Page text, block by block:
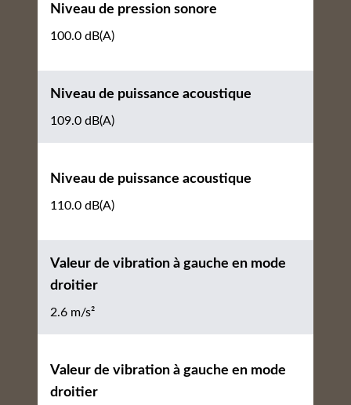
Niveau de pression sonore
100.0 dB(A)
Niveau de puissance acoustique
109.0 dB(A)
Niveau de puissance acoustique
110.0 dB(A)
Valeur de vibration à gauche en mode
droitier
2.6 m/s²
Valeur de vibration à gauche en mode
droitier